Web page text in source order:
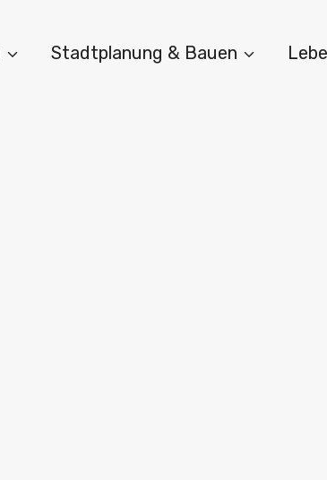
Stadtplanung & Bauen